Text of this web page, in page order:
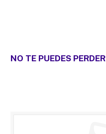
NO TE PUEDES PERDER